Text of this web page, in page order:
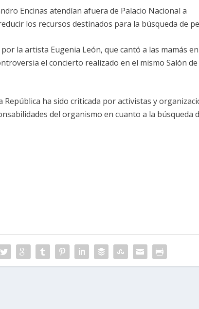
Encinas atendían afuera de Palacio Nacional a
los recursos destinados para la búsqueda de
la artista Eugenia León, que cantó a las mamás
el concierto realizado en el mismo Salón de
República ha sido criticada por activistas y
del organismo en cuanto a la búsqueda